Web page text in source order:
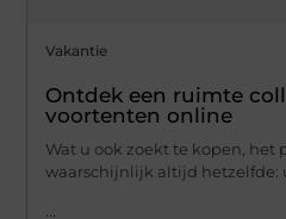
Vakantie
Ontdek een ruimte
voortenten online
Wat u ook zoekt te kopen, het
waarschijnlijk altijd hetzelfde: